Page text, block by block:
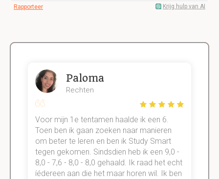
Rapporteer Krijg hulp van AI
Paloma
Rechten
Voor mijn 1e tentamen haalde ik een 6.
Toen ben ik gaan zoeken naar manieren
om beter te leren en ben ik Study Smart
tegen gekomen. Sindsdien heb ik een 9,0 -
8,0 - 7,6 - 8,0 - 8,0 gehaald. Ik raad het echt
íédereen aan die het maar horen wil. Ik ben